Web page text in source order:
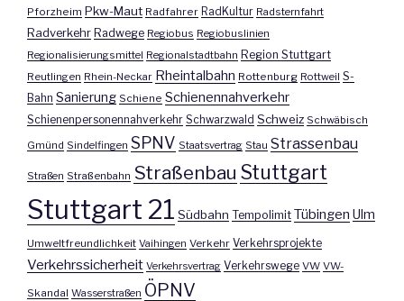
Pforzheim Pkw-Maut Radfahrer RadKultur Radsternfahrt
Radverkehr Radwege Regiobus Regiobuslinien
Regionalisierungsmittel Regionalstadtbahn Region Stuttgart
Reutlingen Rhein-Neckar Rheintalbahn Rottenburg Rottweil S-
Bahn Sanierung Schiene Schienennahverkehr
Schienenpersonennahverkehr Schwarzwald Schweiz Schwäbisch
Gmünd Sindelfingen SPNV Staatsvertrag Stau Strassenbau
Straßen Straßenbahn Straßenbau Stuttgart
Stuttgart 21 Südbahn Tempolimit Tübingen Ulm
Umweltfreundlichkeit Vaihingen Verkehr Verkehrsprojekte
Verkehrssicherheit Verkehrsvertrag Verkehrswege VW VW-
Skandal Wasserstraßen ÖPNV